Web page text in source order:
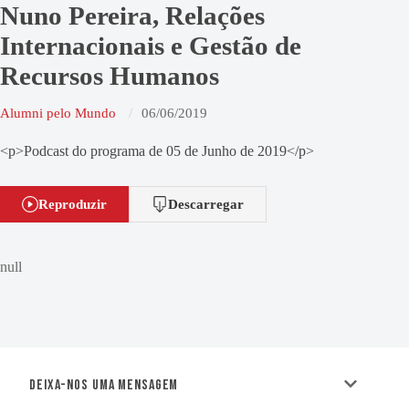
Nuno Pereira, Relações
Internacionais e Gestão de
Recursos Humanos
Alumni pelo Mundo 06/06/2019
<p>Podcast do programa de 05 de Junho de 2019</p>
Reproduzir Descarregar
null
Deixa-nos uma mensagem